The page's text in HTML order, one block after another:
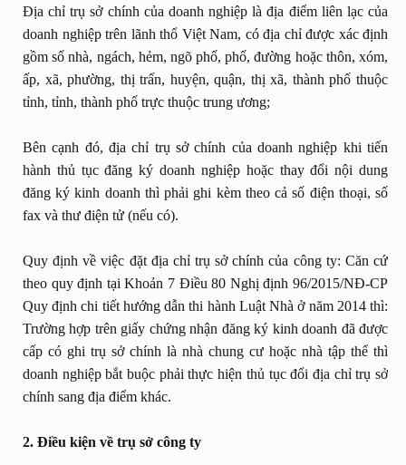
Địa chỉ trụ sở chính của doanh nghiệp là địa điểm liên lạc của
doanh nghiệp trên lãnh thổ Việt Nam, có địa chỉ được xác định
gồm số nhà, ngách, hẻm, ngõ phố, phố, đường hoặc thôn, xóm,
ấp, xã, phường, thị trấn, huyện, quận, thị xã, thành phố thuộc
tỉnh, tỉnh, thành phố trực thuộc trung ương;
Bên cạnh đó, địa chỉ trụ sở chính của doanh nghiệp khi tiến
hành thủ tục đăng ký doanh nghiệp hoặc thay đổi nội dung
đăng ký kinh doanh thì phải ghi kèm theo cả số điện thoại, số
fax và thư điện tử (nếu có).
Quy định về việc đặt địa chỉ trụ sở chính của công ty: Căn cứ
theo quy định tại Khoản 7 Điều 80 Nghị định 96/2015/NĐ-CP
Quy định chi tiết hướng dẫn thi hành Luật Nhà ở năm 2014 thì:
Trường hợp trên giấy chứng nhận đăng ký kinh doanh đã được
cấp có ghi trụ sở chính là nhà chung cư hoặc nhà tập thể thì
doanh nghiệp bắt buộc phải thực hiện thủ tục đổi địa chỉ trụ sở
chính sang địa điểm khác.
2. Điều kiện về trụ sở công ty